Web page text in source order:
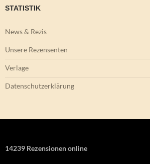
STATISTIK
News & Rezis
Unsere Rezensenten
Verlage
Datenschutzerklärung
14239 Rezensionen online